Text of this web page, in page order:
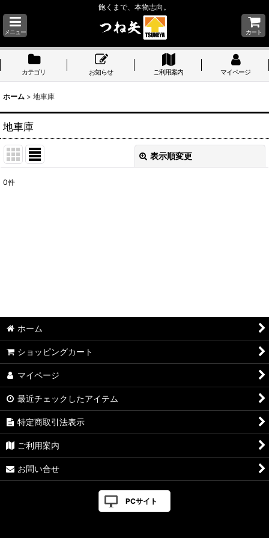
飽くまで、本物志向。
メニュー カート
カテゴリ お知らせ ご利用案内 マイページ
ホーム > 地車庫
地車庫
表示順変更
表示数
0件
ホーム
ショッピングカート
マイページ
最近チェックしたアイテム
特定商取引法表示
ご利用案内
お問い合せ
PCサイト